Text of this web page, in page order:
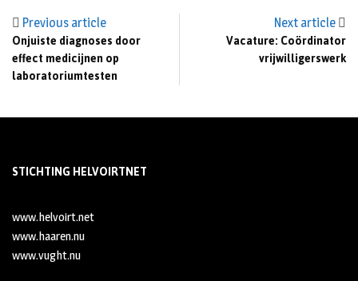
Previous article
Onjuiste diagnoses door
effect medicijnen op
laboratoriumtesten
Next article
Vacature: Coördinator
vrijwilligerswerk
STICHTING HELVOIRTNET
www.helvoirt.net
www.haaren.nu
www.vught.nu